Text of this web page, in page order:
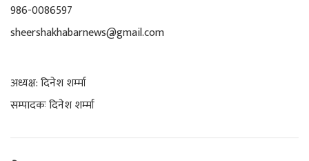
986-0086597
sheershakhabarnews@gmail.com
अध्यक्ष: दिनेश शर्म्मा
सम्पादकः दिनेश शर्म्मा